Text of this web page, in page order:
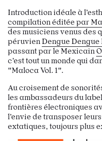
Introduction idéale à
compilation éditée par
des musiciens venus des
péruvienDengue Dengue
passant par le Mexicain
c’est tout un monde qui
"Maloca Vol. 1".
Au croisement de
les ambassadeurs du
frontières électroniques
l’envie de transposer
extatiques, toujours plus